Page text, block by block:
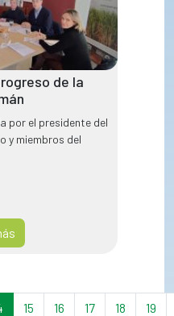
de la
por el presidente del
y miembros del
15 16 17 18 19